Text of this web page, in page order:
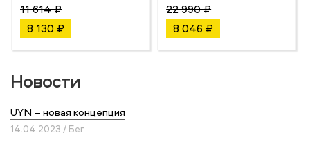
11 614 ₽
8 130 ₽
22 990 ₽
8 046 ₽
Новости
UYN – новая концепция
14.04.2023 / Бег